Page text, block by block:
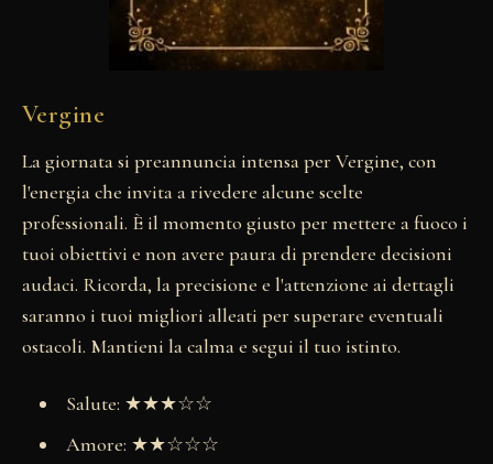
Vergine
La giornata si preannuncia intensa per Vergine, con
l'energia che invita a rivedere alcune scelte
professionali. È il momento giusto per mettere a fuoco i
tuoi obiettivi e non avere paura di prendere decisioni
audaci. Ricorda, la precisione e l'attenzione ai dettagli
saranno i tuoi migliori alleati per superare eventuali
ostacoli. Mantieni la calma e segui il tuo istinto.
Salute: ★★★☆☆
Amore: ★★☆☆☆